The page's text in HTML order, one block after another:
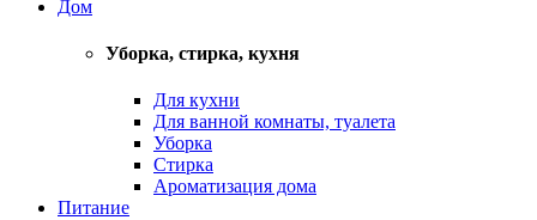
Дом
Уборка, стирка, кухня
Для кухни
Для ванной комнаты, туалета
Уборка
Стирка
Ароматизация дома
Питание